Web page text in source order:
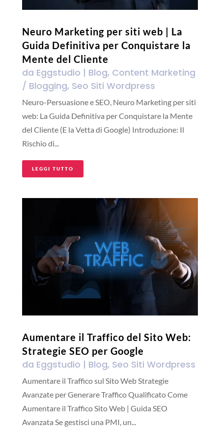
Neuro Marketing per siti web | La
Guida Definitiva per Conquistare la
Mente del Cliente
da Eggstudio | Blog, Content Marketing
/ Blogging, Seo Siti Wordpress
Neuro-Persuasione e SEO, Neuro Marketing per siti
web: La Guida Definitiva per Conquistare la Mente
del Cliente (E la Vetta di Google) Introduzione: Il
Rischio di...
LEGGI TUTTO
Aumentare il Traffico del Sito Web:
Strategie SEO per Google
da Eggstudio | Blog, Seo Siti Wordpress
Aumentare il Traffico sul Sito Web Strategie
Avanzate per Generare Traffico Qualificato Come
Aumentare il Traffico Sito Web | Guida SEO
Avanzata Se gestisci una PMI, un...